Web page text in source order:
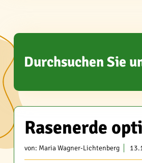
Durchsuchen Sie
Rasenerde
von: Maria Wagner-Lichtenberg